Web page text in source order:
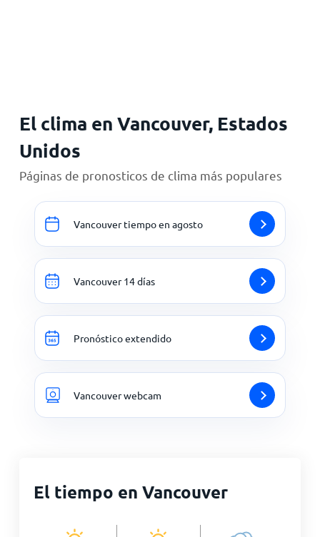
El clima en Vancouver, Estados
Unidos
Páginas de pronosticos de clima más populares
Vancouver tiempo en agosto
Vancouver 14 días
Pronóstico extendido
Vancouver webcam
El tiempo en Vancouver